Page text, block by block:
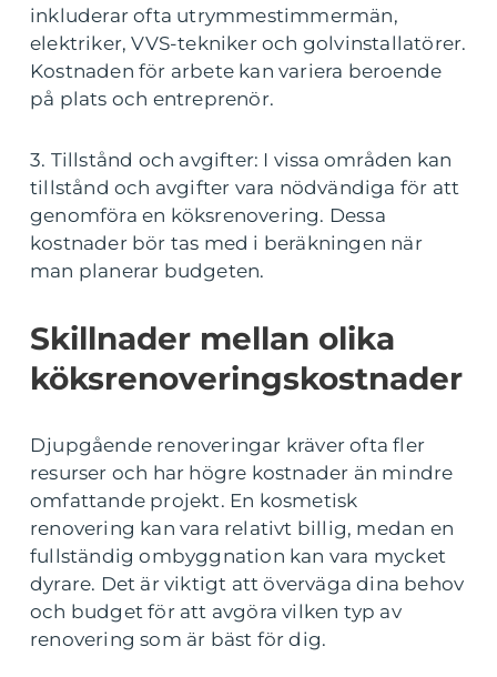
inkluderar ofta utrymmestimmermän,
elektriker, VVS-tekniker och golvinstallatörer.
Kostnaden för arbete kan variera beroende
på plats och entreprenör.
3. Tillstånd och avgifter: I vissa områden kan
tillstånd och avgifter vara nödvändiga för att
genomföra en köksrenovering. Dessa
kostnader bör tas med i beräkningen när
man planerar budgeten.
Skillnader mellan olika
köksrenoveringskostnader
Djupgående renoveringar kräver ofta fler
resurser och har högre kostnader än mindre
omfattande projekt. En kosmetisk
renovering kan vara relativt billig, medan en
fullständig ombyggnation kan vara mycket
dyrare. Det är viktigt att överväga dina behov
och budget för att avgöra vilken typ av
renovering som är bäst för dig.